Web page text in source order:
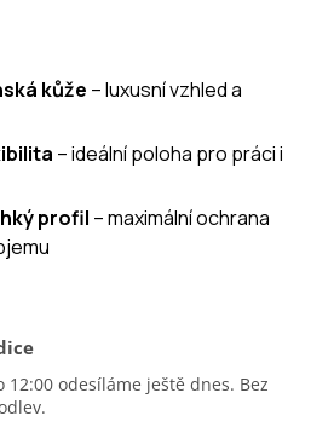
kůže – luxusní vzhled a
– ideální poloha pro práci i
profil – maximální ochrana
12:00 odesíláme ještě dnes. Bez